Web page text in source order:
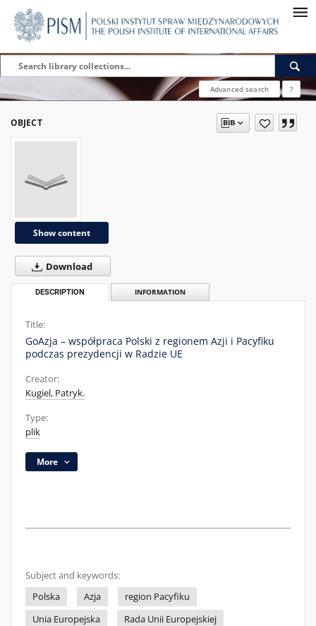
Advanced search ?
OBJECT
Show content
Download
DESCRIPTION INFORMATION
Title:
GoAzja – współpraca Polski z regionem Azji i Pacyfiku
podczas prezydencji w Radzie UE
Creator:
Kugiel, Patryk.
Type:
plik
More
Subject and keywords:
Polska
Azja
region Pacyfiku
Unia Europejska
Rada Unii Europejskiej